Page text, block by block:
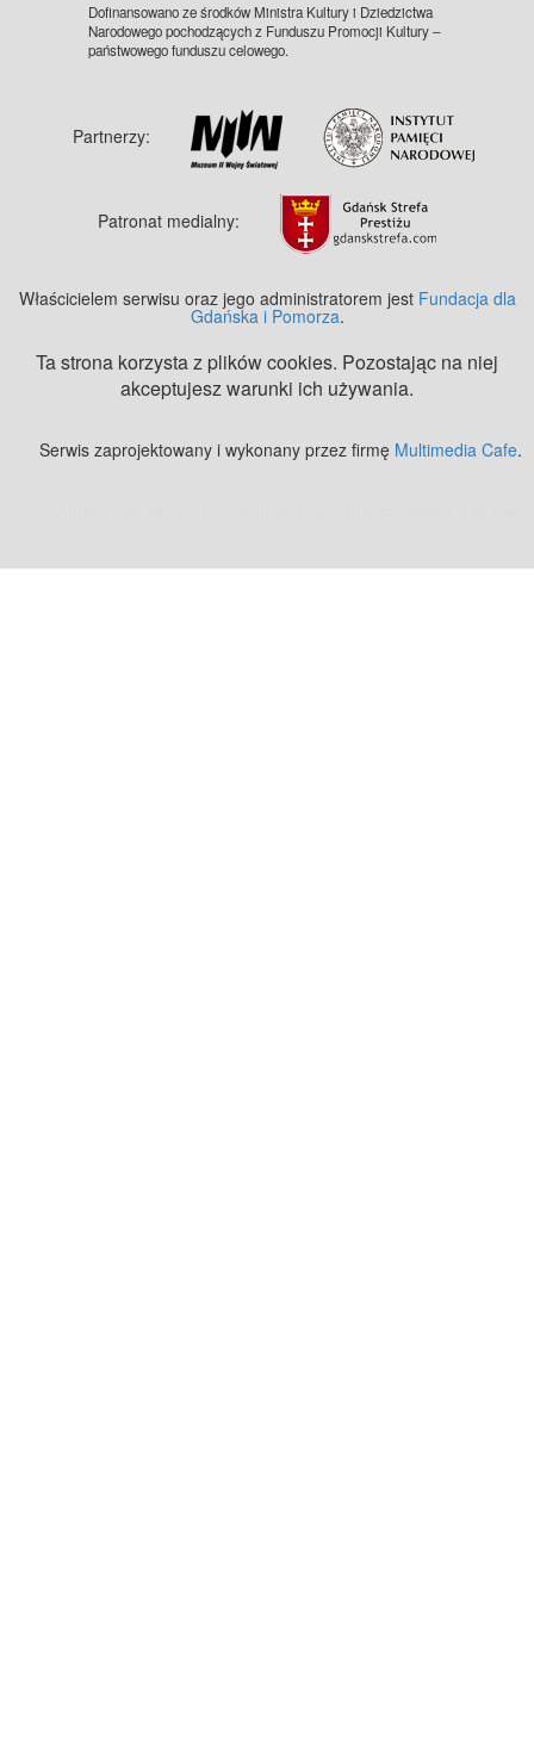
Dofinansowano ze środków Ministra Kultury i Dziedzictwa
Narodowego pochodzących z Funduszu Promocji Kultury –
państwowego funduszu celowego.
Partnerzy:
Patronat medialny:
Właścicielem serwisu oraz jego administratorem jest Fundacja dla
Gdańska i Pomorza.
Ta strona korzysta z plików cookies. Pozostając na niej
akceptujesz warunki ich używania.
Serwis zaprojektowany i wykonany przez firmę Multimedia Cafe.